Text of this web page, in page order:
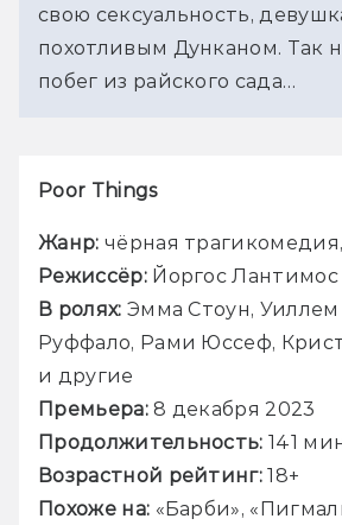
свою сексуальность,
похотливым Дунканом. Так
побег из райского сада…
Poor Things
Жанр: чёрная трагикомедия,
Режиссёр: Йоргос Лантимос
В ролях: Эмма Стоун,
Руффало, Рами Юссеф,
и другие
Премьера: 8 декабря 2023
Продолжительность: 141
Возрастной рейтинг: 18+
Похоже на: «Барби»,